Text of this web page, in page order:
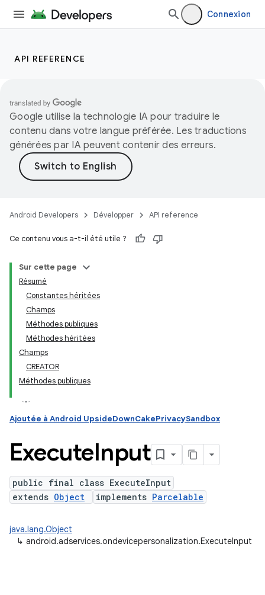
Connexion
API REFERENCE
Google utilise la technologie IA pour traduire le
contenu dans votre langue préférée. Les traductions
générées par IA peuvent contenir des erreurs.
Android Developers Développer API reference
Ce contenu vous a-t-il été utile ?
Sur cette page
Résumé
Constantes héritées
Champs
Méthodes publiques
Méthodes héritées
Champs
CREATOR
Méthodes publiques
Ajoutée à Android UpsideDownCakePrivacySandbox
ExecuteInput
public final class ExecuteInput
extends Object implements Parcelable
java.lang.Object
↳ android.adservices.ondevicepersonalization.ExecuteInput